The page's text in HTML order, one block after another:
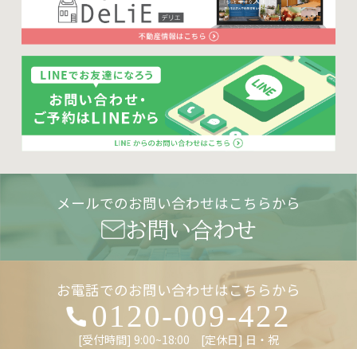
メールでのお問い合わせはこちらから
お問い合わせ
お電話でのお問い合わせはこちらから
0120-009-422
[受付時間] 9:00~18:00 [定休日] 日・祝